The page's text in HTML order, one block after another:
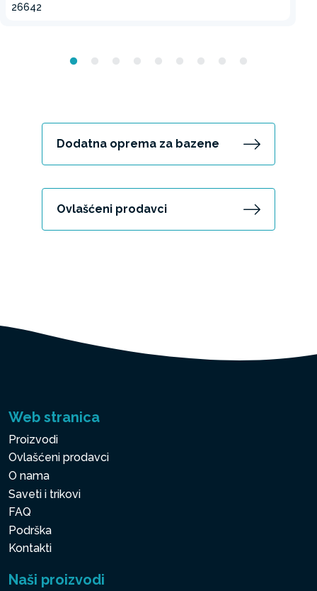
26642
Dodatna oprema za bazene
Ovlašćeni prodavci
Web stranica
Proizvodi
Ovlašćeni prodavci
O nama
Saveti i trikovi
FAQ
Podrška
Kontakti
Naši proizvodi